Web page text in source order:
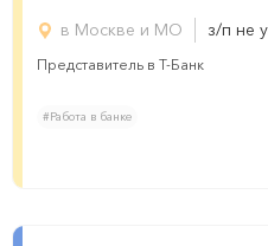
в Москве и МО з/п не
Представитель в Т-Банк
#Работа в банке